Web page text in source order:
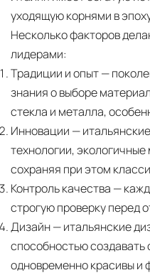
уходящую корнями в
Несколько факторов
лидерами:
Традиции и опыт—
знания о выборе
стекла и металла,
Инновации —
технологии,
сохраняя при этом
Контроль качества —
строгую проверку перед
Дизайн— итальянские
способностью создавать
одновременно красивы и